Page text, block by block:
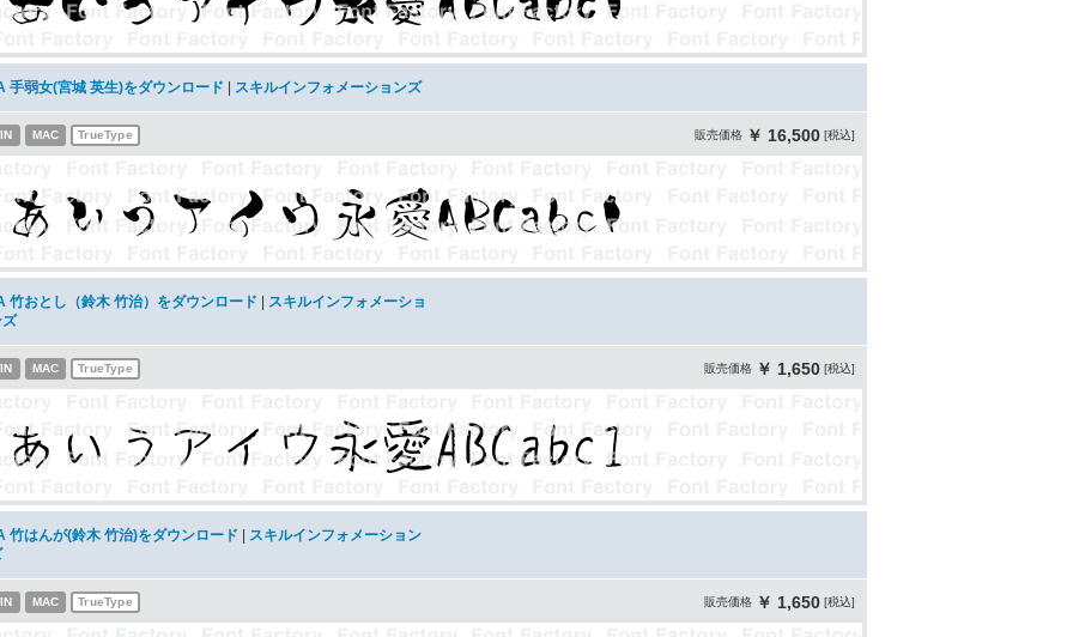
手弱女(宮城 英生)をダウンロード スキルインフォメーションズ
販売価格 ￥ 16,500 [税込]
MAC TrueType
竹おとし（鈴木 竹治）をダウンロード
スキルインフォメーショ
ズ
販売価格 ￥ 1,650 [税込]
MAC TrueType
竹はんが(鈴木 竹治)をダウンロード
スキルインフォメーション
販売価格 ￥ 1,650 [税込]
MAC TrueType